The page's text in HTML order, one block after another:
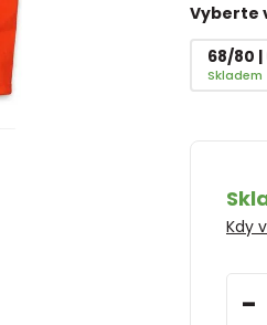
Vyberte
68/80 |
Skladem
Kdy
-